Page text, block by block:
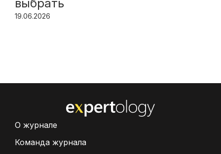
выбрать
19.06.2026
О журнале
Команда журнала